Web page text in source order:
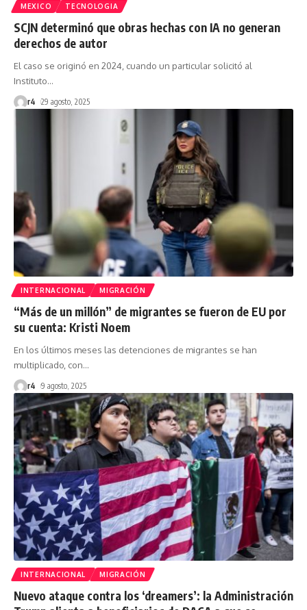
MEXICO TECNOLOGIA
SCJN determinó que obras hechas con IA no generan
derechos de autor
El caso se originó en 2024, cuando un particular solicitó al
Instituto…
r4 29 agosto, 2025
INTERNACIONAL MIGRACIÓN
“Más de un millón” de migrantes se fueron de EU por
su cuenta: Kristi Noem
En los últimos meses las detenciones de migrantes se han
multiplicado, con…
r4 9 agosto, 2025
INTERNACIONAL MIGRACIÓN
Nuevo ataque contra los ‘dreamers’: la Administración